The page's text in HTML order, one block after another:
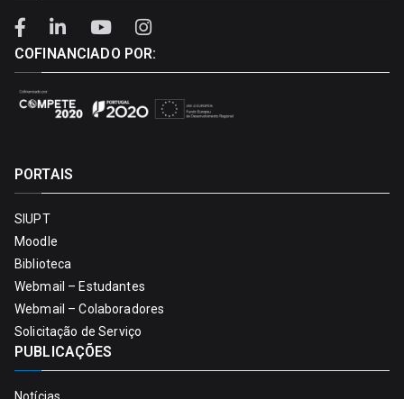
COFINANCIADO POR:
PORTAIS
SIUPT
Moodle
Biblioteca
Webmail – Estudantes
Webmail – Colaboradores
Solicitação de Serviço
PUBLICAÇÕES
Notícias